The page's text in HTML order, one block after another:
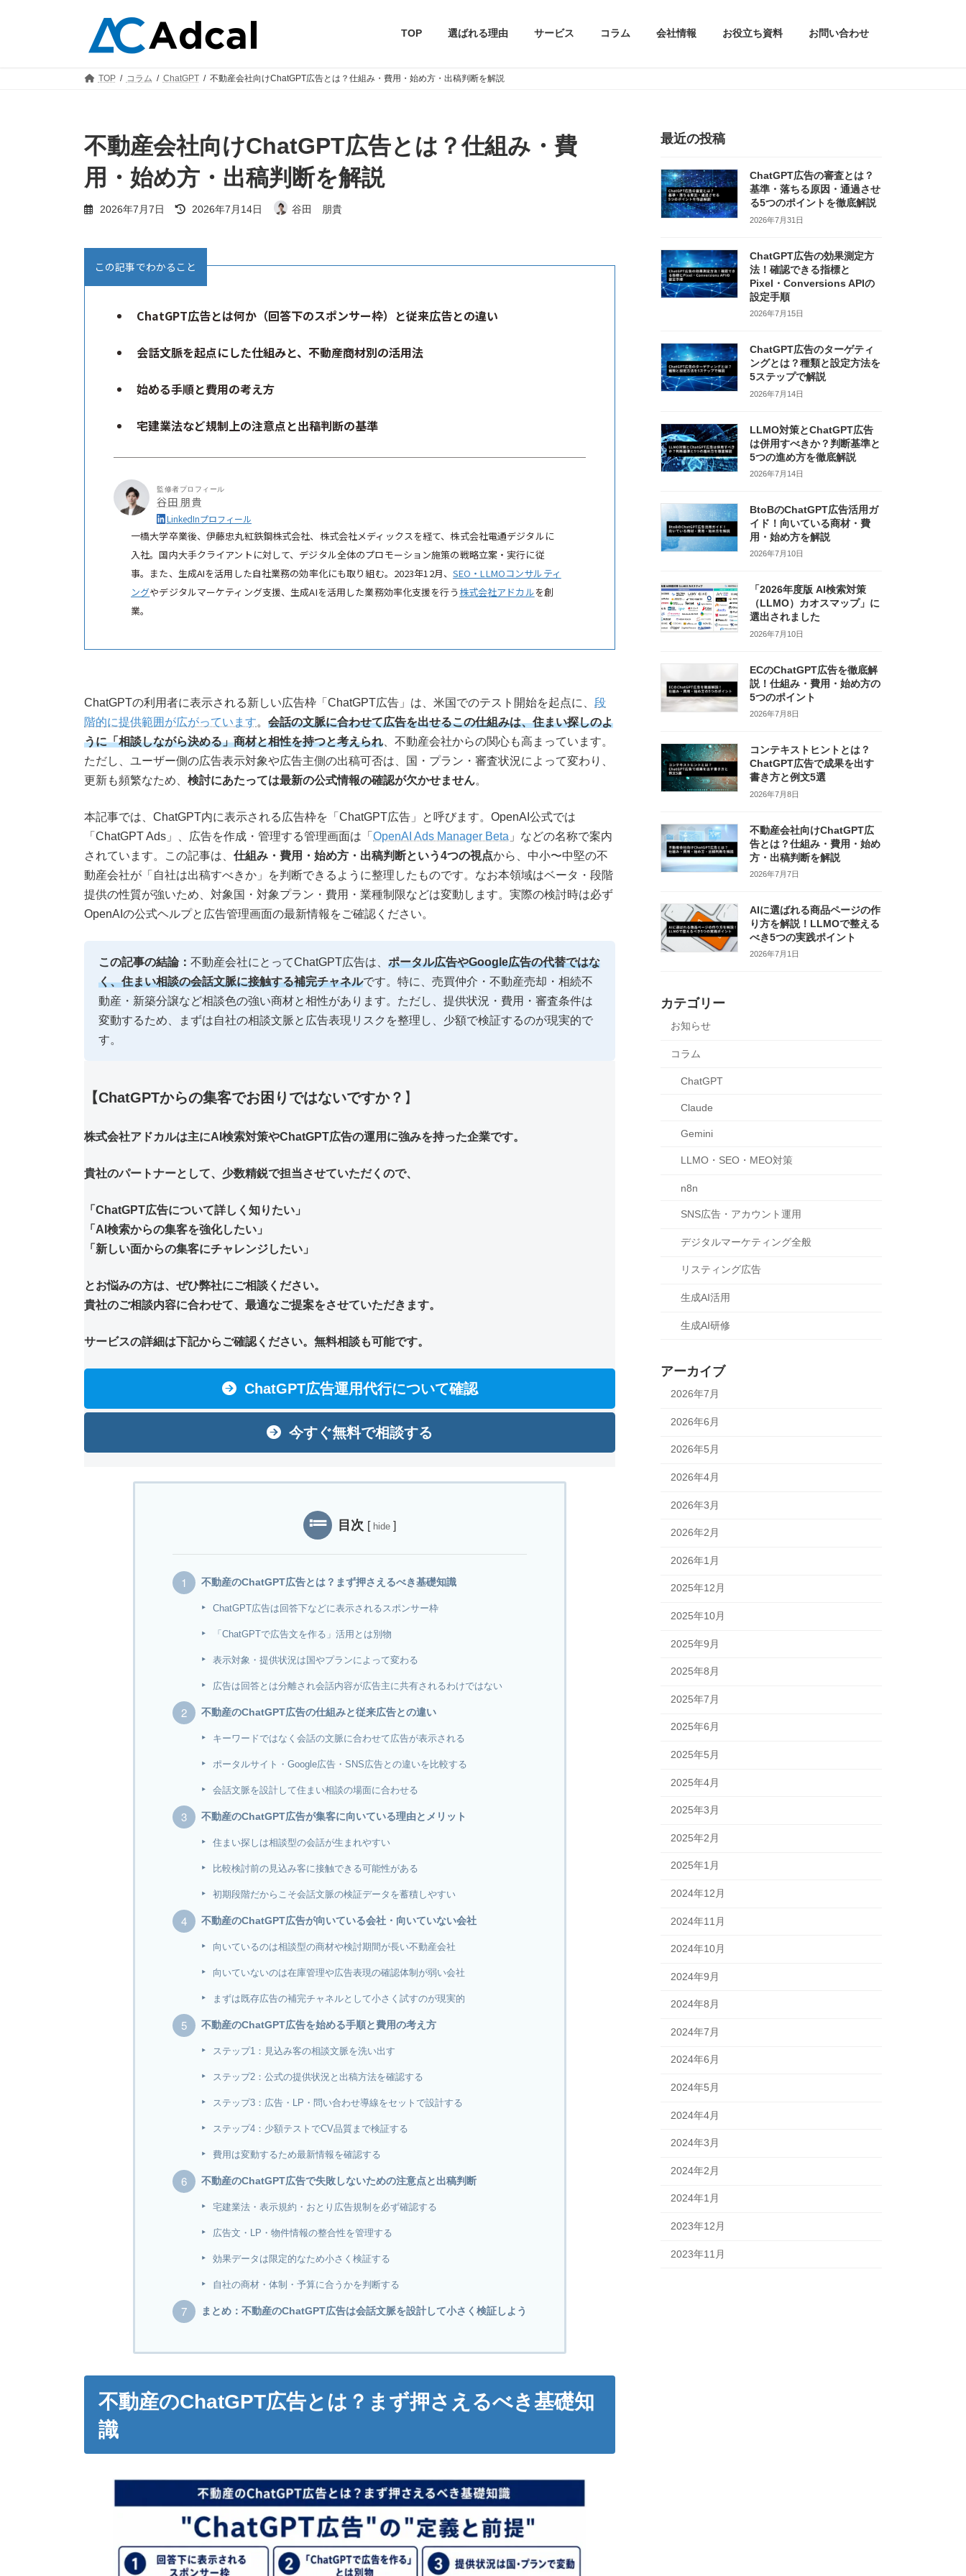
TOP 選ばれる理由 サービス コラム 会社情報 お役立ち資料 お問い合わせ
TOP コラム ChatGPT 不動産会社向けChatGPT広告とは？仕組み・費用・始め方・出稿判断を解説
不動産会社向けChatGPT広告とは？仕組み・費
用・始め方・出稿判断を解説
2026年7月7日
最
終
時
2026年7月14日 谷田 朋貴
この記事でわかること
ChatGPT広告とは何か（回答下のスポンサー枠）と従来広告との違い
会話文脈を起点にした仕組みと、不動産商材別の活用法
始める手順と費用の考え方
宅建業法など規制上の注意点と出稿判断の基準
監修者プロフィール
谷田 朋貴
LinkedInプロフィール
一橋大学卒業後、伊藤忠丸紅鉄鋼株式会社、株式会社メディックスを経て、株式会社電通デジタルに
入社。国内大手クライアントに対して、デジタル全体のプロモーション施策の戦略立案・実行に従
事。また、生成AIを活用した自社業務の効率化にも取り組む。2023年12月、 SEO・LLMOコンサルティ
ングやデジタルマーケティング支援、生成AIを活用した業務効率化支援を行う 株式会社アドカルを創
業。
ChatGPTの利用者に表示される新しい広告枠「ChatGPT広告」は、米国でのテスト開始を起点に、 段
階的に提供範囲が広がっています。 会話の文脈に合わせて広告を出せるこの仕組みは、住まい探しのよ
うに「相談しながら決める」商材と相性を持つと考えられ 、不動産会社からの関心も高まっています。
ただし、ユーザー側の広告表示対象や広告主側の出稿可否は、国・プラン・審査状況によって変わり、
更新も頻繁なため、 検討にあたっては最新の公式情報の確認が欠かせません。
本記事では、ChatGPT内に表示される広告枠を「ChatGPT広告」と呼びます。OpenAI公式では
「ChatGPT Ads」、広告を作成・管理する管理画面は「 OpenAI Ads Manager Beta 」などの名称で案内
されています。この記事は、 仕組み・費用・始め方・出稿判断という4つの視点から、中小〜中堅の不
動産会社が「自社は出稿すべきか」を判断できるように整理したものです。なお本領域はベータ・段階
提供の性質が強いため、対象国・対象プラン・費用・業種制限などは変動します。実際の検討時は必ず
OpenAIの公式ヘルプと広告管理画面の最新情報をご確認ください。
この記事の結論： 不動産会社にとってChatGPT広告は、 ポータル広告やGoogle広告の代替ではな
く、住まい相談の会話文脈に接触する補完チャネルです。特に、売買仲介・不動産売却・相続不
動産・新築分譲など相談色の強い商材と相性があります。ただし、提供状況・費用・審査条件は
変動するため、まずは自社の相談文脈と広告表現リスクを整理し、少額で検証するのが現実的で
す。
【ChatGPTからの集客でお困りではないですか？ 】
株式会社アドカルは主にAI検索対策やChatGPT広告の運用に強みを持った企業です。
貴社のパートナーとして、少数精鋭で担当させていただくので、
「ChatGPT広告について詳しく知りたい」
「AI検索からの集客を強化したい」
「新しい面からの集客にチャレンジしたい」
とお悩みの方は、ぜひ弊社にご相談ください。
貴社のご相談内容に合わせて、最適なご提案をさせていただきます。
サービスの詳細は下記からご確認ください。無料相談も可能です。
ChatGPT広告運用代行について確認
今すぐ無料で相談する
目次 [ hide ]
不動産のChatGPT広告とは？まず押さえるべき基礎知識
ChatGPT広告は回答下などに表示されるスポンサー枠
「ChatGPTで広告文を作る」活用とは別物
表示対象・提供状況は国やプランによって変わる
広告は回答とは分離され会話内容が広告主に共有されるわけではない
不動産のChatGPT広告の仕組みと従来広告との違い
キーワードではなく会話の文脈に合わせて広告が表示される
ポータルサイト・Google広告・SNS広告との違いを比較する
会話文脈を設計して住まい相談の場面に合わせる
不動産のChatGPT広告が集客に向いている理由とメリット
住まい探しは相談型の会話が生まれやすい
比較検討前の見込み客に接触できる可能性がある
初期段階だからこそ会話文脈の検証データを蓄積しやすい
不動産のChatGPT広告が向いている会社・向いていない会社
向いているのは相談型の商材や検討期間が長い不動産会社
向いていないのは在庫管理や広告表現の確認体制が弱い会社
まずは既存広告の補完チャネルとして小さく試すのが現実的
不動産のChatGPT広告を始める手順と費用の考え方
ステップ1：見込み客の相談文脈を洗い出す
ステップ2：公式の提供状況と出稿方法を確認する
ステップ3：広告・LP・問い合わせ導線をセットで設計する
ステップ4：少額テストでCV品質まで検証する
費用は変動するため最新情報を確認する
不動産のChatGPT広告で失敗しないための注意点と出稿判断
宅建業法・表示規約・おとり広告規制を必ず確認する
広告文・LP・物件情報の整合性を管理する
効果データは限定的なため小さく検証する
自社の商材・体制・予算に合うかを判断する
まとめ：不動産のChatGPT広告は会話文脈を設計して小さく検証しよう
不動産のChatGPT広告とは？まず押さえるべき基礎知
識
最近の投稿
ChatGPT広告の審査とは？
基準・落ちる原因・通過させ
る5つのポイントを徹底解説
2026年7月31日
ChatGPT広告の効果測定方
法！確認できる指標と
Pixel・Conversions APIの
設定手順
2026年7月15日
ChatGPT広告のターゲティ
ングとは？種類と設定方法を
5ステップで解説
2026年7月14日
LLMO対策とChatGPT広告
は併用すべきか？判断基準と
5つの進め方を徹底解説
2026年7月14日
BtoBのChatGPT広告活用ガ
イド！向いている商材・費
用・始め方を解説
2026年7月10日
「2026年度版 AI検索対策
（LLMO）カオスマップ」に
選出されました
2026年7月10日
ECのChatGPT広告を徹底解
説！仕組み・費用・始め方の
5つのポイント
2026年7月8日
コンテキストヒントとは？
ChatGPT広告で成果を出す
書き方と例文5選
2026年7月8日
不動産会社向けChatGPT広
告とは？仕組み・費用・始め
方・出稿判断を解説
2026年7月7日
AIに選ばれる商品ページの作
り方を解説！LLMOで整える
べき5つの実践ポイント
2026年7月1日
カテゴリー
お知らせ
コラム
ChatGPT
Claude
Gemini
LLMO・SEO・MEO対策
n8n
SNS広告・アカウント運用
デジタルマーケティング全般
リスティング広告
生成AI活用
生成AI研修
アーカイブ
2026年7月
2026年6月
2026年5月
2026年4月
2026年3月
2026年2月
2026年1月
2025年12月
2025年10月
2025年9月
2025年8月
2025年7月
2025年6月
2025年5月
2025年4月
2025年3月
2025年2月
2025年1月
2024年12月
2024年11月
2024年10月
2024年9月
2024年8月
2024年7月
2024年6月
2024年5月
2024年4月
2024年3月
2024年2月
2024年1月
2023年12月
2023年11月